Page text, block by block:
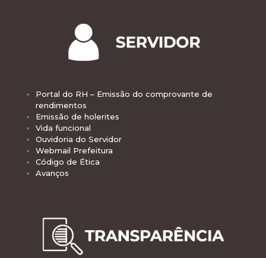
Portal do RH – Emissão do comprovante de
rendimentos
Emissão de holerites
Vida funcional
Ouvidoria do Servidor
Webmail Prefeitura
Código de Ética
Avanços